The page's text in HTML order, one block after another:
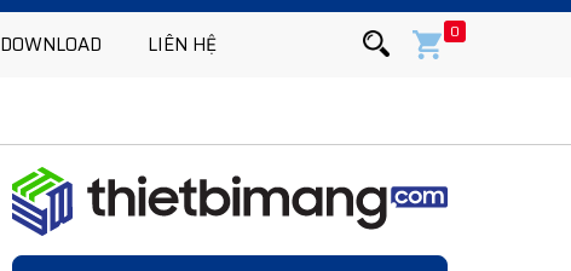
DOWNLOAD LIÊN HỆ 0